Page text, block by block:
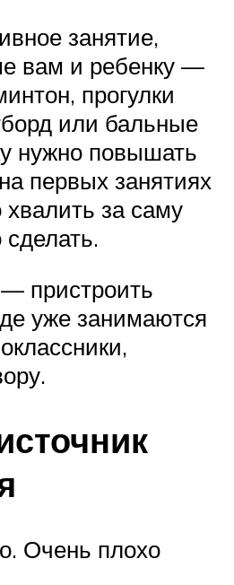
занятие,
вам и ребенку —
прогулки
или бальные
нужно повышать
первых занятиях
за саму
пристроить
уже занимаются
Очень плохо